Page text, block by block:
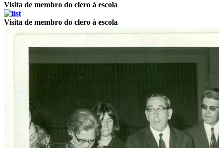
Visita de membro do clero à escola
Visita de membro do clero à escola